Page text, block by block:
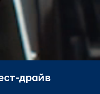
драйв